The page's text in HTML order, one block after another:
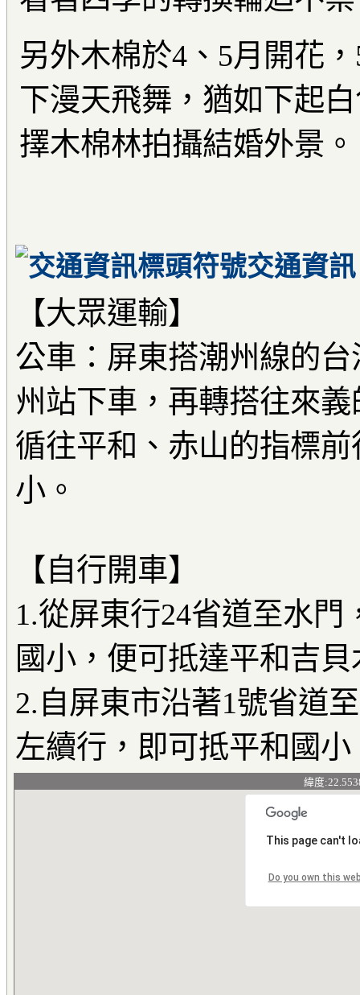
另外木棉於4、5月開花
下漫天飛舞，猶如下起
擇木棉林拍攝結婚外景。
交通資訊
【大眾運輸】
公車：屏東搭潮州線的
州站下車，再轉搭往來
循往平和、赤山的指標
小。
【自行開車】
1.從屏東行24省道至水
國小，便可抵達平和吉
2.自屏東市沿著1號省道
左續行，即可抵平和國小
緯度
This page can't
Do you own this